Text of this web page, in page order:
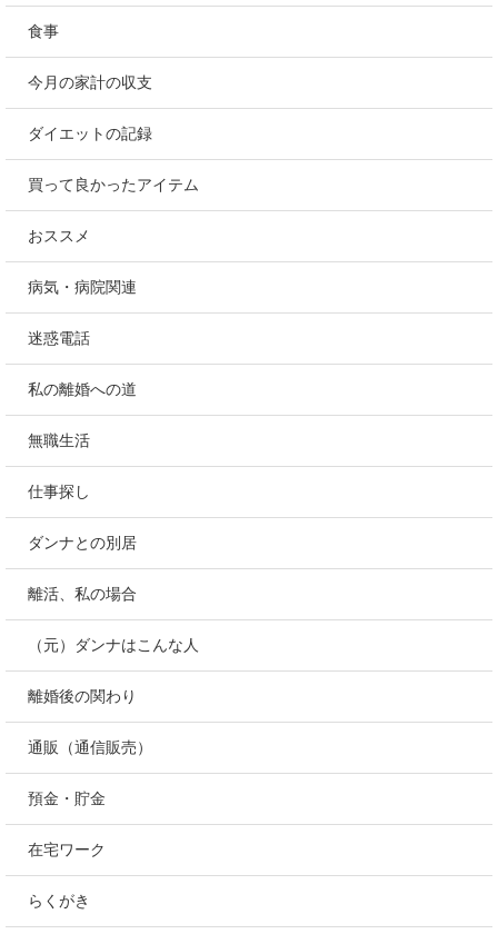
食事
今月の家計の収支
ダイエットの記録
買って良かったアイテム
おススメ
病気・病院関連
迷惑電話
私の離婚への道
無職生活
仕事探し
ダンナとの別居
離活、私の場合
（元）ダンナはこんな人
離婚後の関わり
通販（通信販売）
預金・貯金
在宅ワーク
らくがき